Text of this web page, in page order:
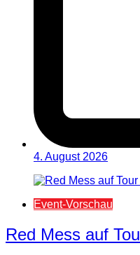
4. August 2026
Event-Vorschau
Red Mess auf